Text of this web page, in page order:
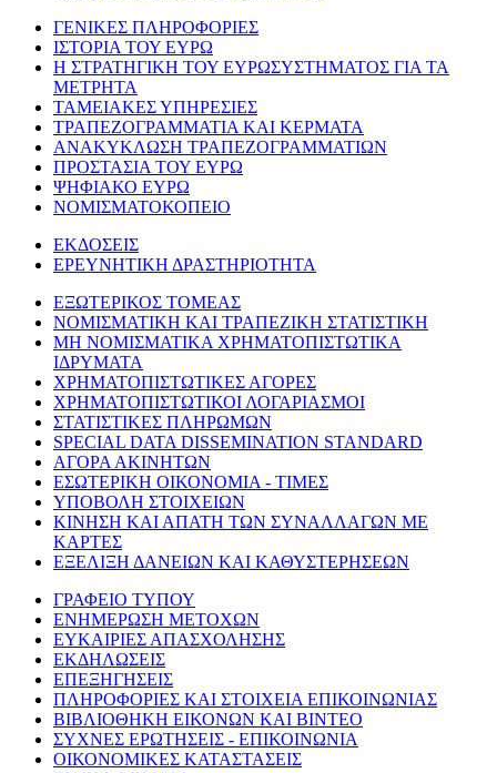
ΓΕΝΙΚΕΣ ΠΛΗΡΟΦΟΡΙΕΣ
ΙΣΤΟΡΙΑ ΤΟΥ ΕΥΡΩ
Η ΣΤΡΑΤΗΓΙΚΗ ΤΟΥ ΕΥΡΩΣΥΣΤΗΜΑΤΟΣ ΓΙΑ ΤΑ
ΜΕΤΡΗΤΑ
ΤΑΜΕΙΑΚΕΣ ΥΠΗΡΕΣΙΕΣ
ΤΡΑΠΕΖΟΓΡΑΜΜΑΤΙΑ ΚΑΙ ΚΕΡΜΑΤΑ
ΑΝΑΚΥΚΛΩΣΗ ΤΡΑΠΕΖΟΓΡΑΜΜΑΤΙΩΝ
ΠΡΟΣΤΑΣΙΑ ΤΟΥ ΕΥΡΩ
ΨΗΦΙΑΚΟ ΕΥΡΩ
ΝΟΜΙΣΜΑΤΟΚΟΠΕΙΟ
ΕΚΔΟΣΕΙΣ
ΕΡΕΥΝΗΤΙΚΗ ΔΡΑΣΤΗΡΙΟΤΗΤΑ
ΕΞΩΤΕΡΙΚΟΣ ΤΟΜΕΑΣ
ΝΟΜΙΣΜΑΤΙΚΗ ΚΑΙ ΤΡΑΠΕΖΙΚΗ ΣΤΑΤΙΣΤΙΚΗ
ΜΗ ΝΟΜΙΣΜΑΤΙΚΑ ΧΡΗΜΑΤΟΠΙΣΤΩΤΙΚΑ
ΙΔΡΥΜΑΤΑ
ΧΡΗΜΑΤΟΠΙΣΤΩΤΙΚΕΣ ΑΓΟΡΕΣ
ΧΡΗΜΑΤΟΠΙΣΤΩΤΙΚΟΙ ΛΟΓΑΡΙΑΣΜΟΙ
ΣΤΑΤΙΣΤΙΚΕΣ ΠΛΗΡΩΜΩΝ
SPECIAL DATA DISSEMINATION STANDARD
ΑΓΟΡΑ ΑΚΙΝΗΤΩΝ
ΕΣΩΤΕΡΙΚΗ ΟΙΚΟΝΟΜΙΑ - ΤΙΜΕΣ
ΥΠΟΒΟΛΗ ΣΤΟΙΧΕΙΩΝ
ΚΙΝΗΣΗ ΚΑΙ ΑΠΑΤΗ ΤΩΝ ΣΥΝΑΛΛΑΓΩΝ ΜΕ
ΚΑΡΤΕΣ
ΕΞΕΛΙΞΗ ΔΑΝΕΙΩΝ ΚΑΙ ΚΑΘΥΣΤΕΡΗΣΕΩΝ
ΓΡΑΦΕΙΟ ΤΥΠΟΥ
ΕΝΗΜΕΡΩΣΗ ΜΕΤΟΧΩΝ
ΕΥΚΑΙΡΙΕΣ ΑΠΑΣΧΟΛΗΣΗΣ
ΕΚΔΗΛΩΣΕΙΣ
ΕΠΕΞΗΓΗΣΕΙΣ
ΠΛΗΡΟΦΟΡΙΕΣ ΚΑΙ ΣΤΟΙΧΕΙΑ ΕΠΙΚΟΙΝΩΝΙΑΣ
ΒΙΒΛΙΟΘΗΚΗ ΕΙΚΟΝΩΝ ΚΑΙ ΒΙΝΤΕΟ
ΣΥΧΝΕΣ ΕΡΩΤΗΣΕΙΣ - ΕΠΙΚΟΙΝΩΝΙΑ
ΟΙΚΟΝΟΜΙΚΕΣ ΚΑΤΑΣΤΑΣΕΙΣ